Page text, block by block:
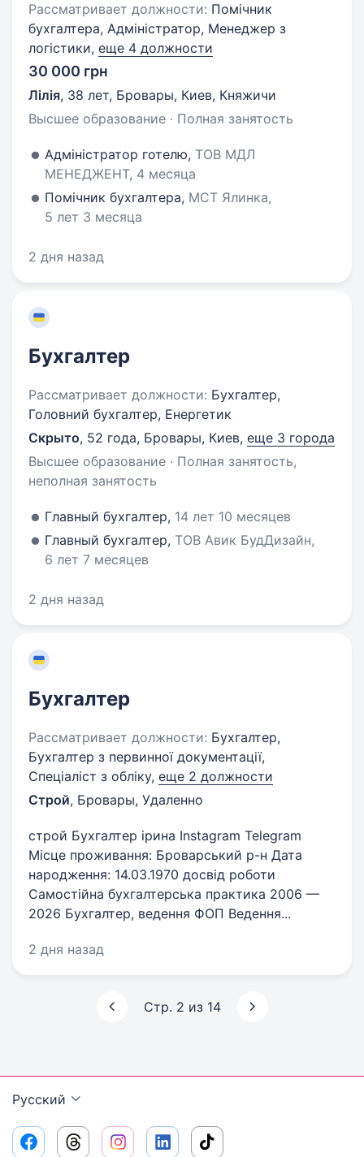
Рассматривает должности: Помічник
бухгалтера, Адміністратор, Менеджер з
логістики, еще 4 должности
30 000 грн
Лілія, 38 лет, Бровары, Киев, Княжичи
Высшее образование · Полная занятость
Адміністратор готелю, ТОВ МДЛ
МЕНЕДЖЕНТ, 4 месяца
Помічник бухгалтера, МСТ Ялинка,
5 лет 3 месяца
2 дня назад
Бухгалтер
Рассматривает должности: Бухгалтер,
Головний бухгалтер, Енергетик
Скрыто, 52 года, Бровары, Киев, еще 3 города
Высшее образование · Полная занятость,
неполная занятость
Главный бухгалтер, 14 лет 10 месяцев
Главный бухгалтер, ТОВ Авик БудДизайн,
6 лет 7 месяцев
2 дня назад
Бухгалтер
Рассматривает должности: Бухгалтер,
Бухгалтер з первинної документації,
Спеціаліст з обліку, еще 2 должности
Строй, Бровары, Удаленно
строй Бухгалтер ірина Instagram Telegram
Місце проживання: Броварський р-н Дата
народження: 14.03.1970 досвід роботи
Самостійна бухгалтерська практика 2006 —
2026 Бухгалтер, ведення ФОП Ведення...
2 дня назад
Стр. 2 из 14
Русский